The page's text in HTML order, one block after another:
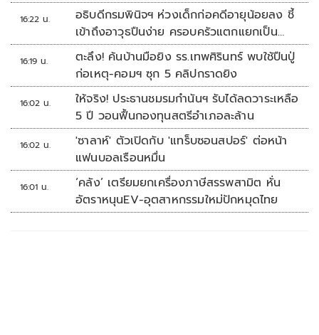
16:22 น.
อธิบดีกรมพินิจฯ ห่วงเด็กก่อคดีอายุน้อยลง ชี้
เข้าถึงอาวุธปืนง่าย ครอบครัวแตกแยกเป็น
ชนวนสำคัญ
16:19 น.
ตะลึง! ค้นบ้านมือยิง รร.เทพศิรินทร์ พบใช้ปืนปู่
ก่อเหตุ-คอมฯ ซุก 5 คลิปกราดยิง
16:02 น.
ให้จริง! ประธานชมรมกำนันฯ รับได้ลดวาระเหลือ
5 ปี วอนฟื้นกองทุนสตรีอำเภอละล้าน
16:02 น.
'ซาลาห์' ตัวเปิดกับ 'แทร็บซอนสปอร์' ต่อหน้า
แฟนบอลเรือนหมื่น
16:01 น.
‘คลัง’ เตรียมยกเครื่องภาษีสรรพสามิต หั่น
อัตราหนุนEV-อุตสาหกรรมใหม่ปักหมุดไทย